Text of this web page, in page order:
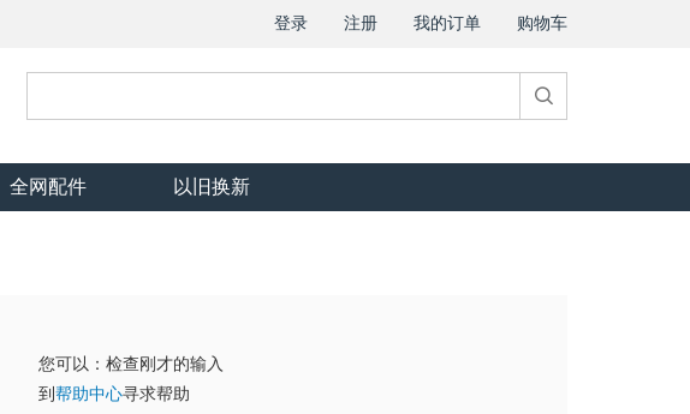
登录 注册 我的订单 购物车
全网配件 以旧换新
您可以：检查刚才的输入
到 帮助中心寻求帮助